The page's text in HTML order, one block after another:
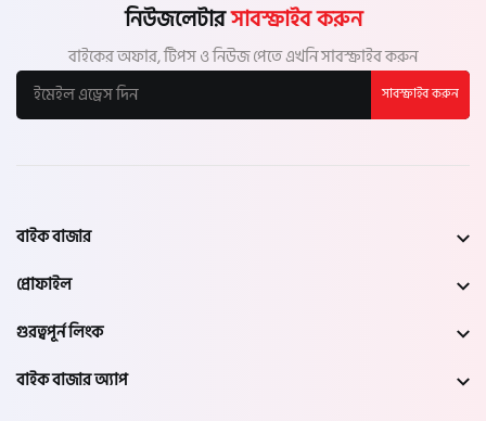
নিউজলেটারসাবস্ক্রাইব করুন
বাইকের অফার, টিপস ও নিউজ পেতে এখনি সাবস্ক্রাইব করুন
সাবস্ক্রাইব করুন
বাইক বাজার
প্রোফাইল
গুরত্বপূর্ন লিংক
বাইক বাজার অ্যাপ